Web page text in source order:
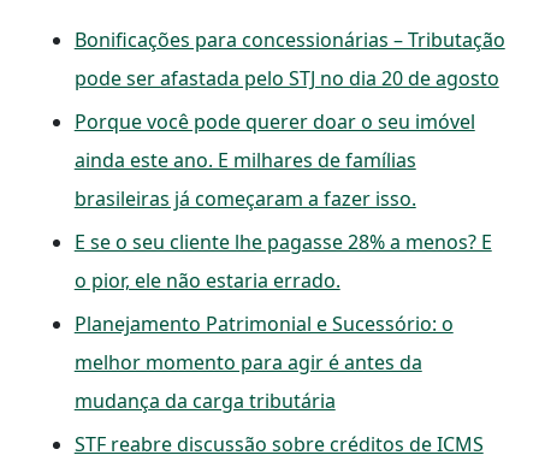
Bonificações para concessionárias – Tributação
pode ser afastada pelo STJ no dia 20 de agosto
Porque você pode querer doar o seu imóvel
ainda este ano. E milhares de famílias
brasileiras já começaram a fazer isso.
E se o seu cliente lhe pagasse 28% a menos? E
o pior, ele não estaria errado.
Planejamento Patrimonial e Sucessório: o
melhor momento para agir é antes da
mudança da carga tributária
STF reabre discussão sobre créditos de ICMS